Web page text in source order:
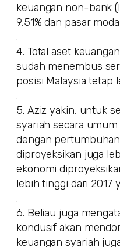
keuangan non-bank
9,51% dan pasar
.
4. Total aset
sudah menembus
posisi Malaysia tetap
.
5. Aziz yakin, untuk
syariah secara
dengan
diproyeksikan juga
ekonomi
lebih tinggi dari 2017
.
6. Beliau juga
kondusif akan
keuangan syariah